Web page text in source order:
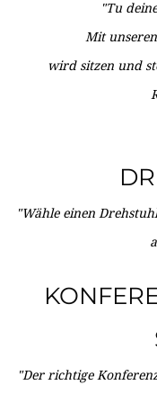
"Tu
Mit
wird sitzen und
"Wähle einen
"Der richtige